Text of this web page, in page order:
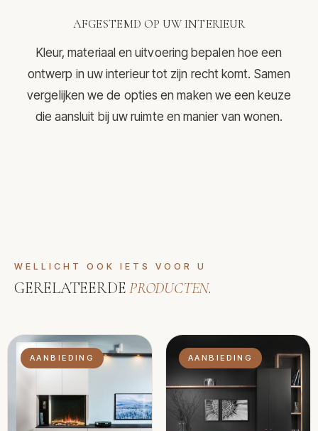
AFGESTEMD OP UW INTERIEUR
Kleur, materiaal en uitvoering bepalen hoe een
ontwerp in uw interieur tot zijn recht komt. Samen
vergelijken we de opties en maken we een keuze
die aansluit bij uw ruimte en manier van wonen.
WELLICHT OOK IETS VOOR U
GERELATEERDEPRODUCTEN.
AANBIEDING AANBIEDING